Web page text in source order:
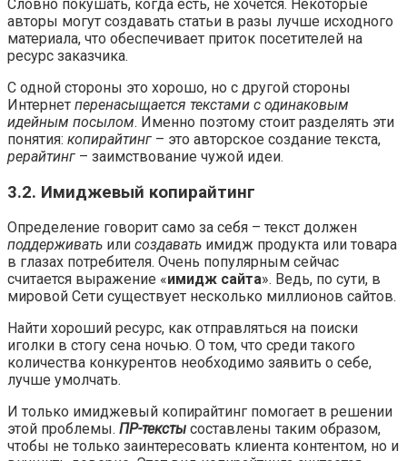
Словно покушать, когда есть, не хочется. Некоторые
авторы могут создавать статьи в разы лучше исходного
материала, что обеспечивает приток посетителей на
ресурс заказчика.
С одной стороны это хорошо, но с другой стороны
Интернет перенасыщается текстами с одинаковым
идейным посылом. Именно поэтому стоит разделять эти
понятия: копирайтинг – это авторское создание текста,
рерайтинг – заимствование чужой идеи.
3.2. Имиджевый копирайтинг
Определение говорит само за себя – текст должен
поддерживать или создавать имидж продукта или товара
в глазах потребителя. Очень популярным сейчас
считается выражение «имидж сайта». Ведь, по сути, в
мировой Сети существует несколько миллионов сайтов.
Найти хороший ресурс, как отправляться на поиски
иголки в стогу сена ночью. О том, что среди такого
количества конкурентов необходимо заявить о себе,
лучше умолчать.
И только имиджевый копирайтинг помогает в решении
этой проблемы. ПР-тексты составлены таким образом,
чтобы не только заинтересовать клиента контентом, но и